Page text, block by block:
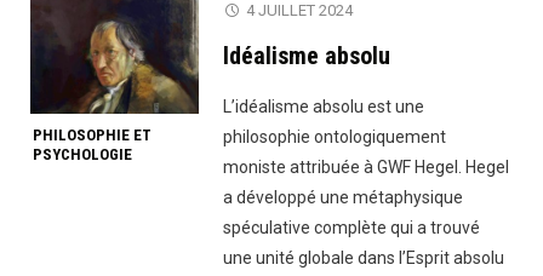
(Causes
et
premiers
signes)"
PHILOSOPHIE ET
PSYCHOLOGIE
4 JUILLET 2024
Idéalisme absolu
L’idéalisme absolu est une
philosophie ontologiquement
moniste attribuée à GWF Hegel. Hegel
a développé une métaphysique
spéculative complète qui a trouvé
une unité globale dans l’Esprit absolu